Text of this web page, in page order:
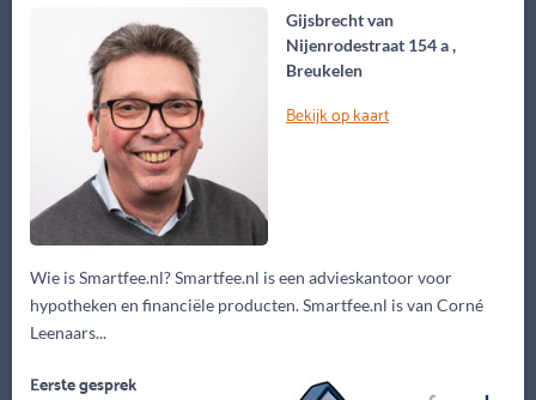
Gijsbrecht van
Nijenrodestraat 154 a ,
Breukelen
Bekijk op kaart
Wie is Smartfee.nl? Smartfee.nl is een advieskantoor voor
hypotheken en financiële producten. Smartfee.nl is van Corné
Leenaars...
Eerste gesprek